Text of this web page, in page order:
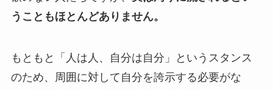
うこともほとんどありません。
もともと「人は人、自分は自分」というスタンス
のため、周囲に対して自分を誇示する必要がな